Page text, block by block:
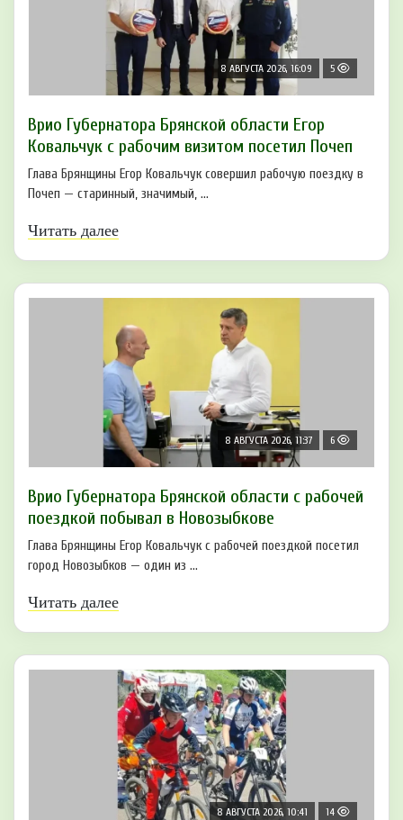
8 АВГУСТА 2026, 16:09 5
Врио Губернатора Брянской области Егор
Ковальчук с рабочим визитом посетил Почеп
Глава Брянщины Егор Ковальчук совершил рабочую поездку в
Почеп — старинный, значимый, ...
Читать далее
8 АВГУСТА 2026, 11:37 6
Врио Губернатора Брянской области с рабочей
поездкой побывал в Новозыбкове
Глава Брянщины Егор Ковальчук с рабочей поездкой посетил
город Новозыбков — один из ...
Читать далее
8 АВГУСТА 2026, 10:41 14